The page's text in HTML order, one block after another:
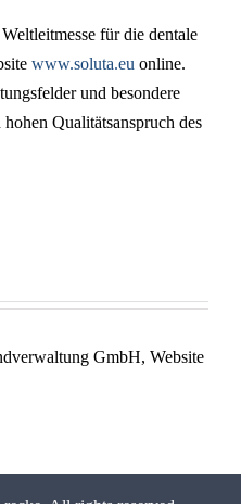
für die dentale
www.soluta.eu online.
und beson­de­re
Qua­li­täts­an­spruch des